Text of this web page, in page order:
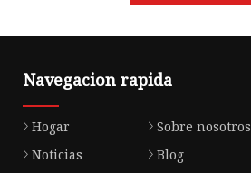
Navegacion rapida
Hogar Sobre nosotros
Noticias
Blog